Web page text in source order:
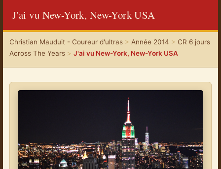
J'ai vu New-York, New-York USA
Christian Mauduit - Coureur d'ultras> Année 2014 > CR 6 jours
Across The Years> J'ai vu New-York, New-York USA